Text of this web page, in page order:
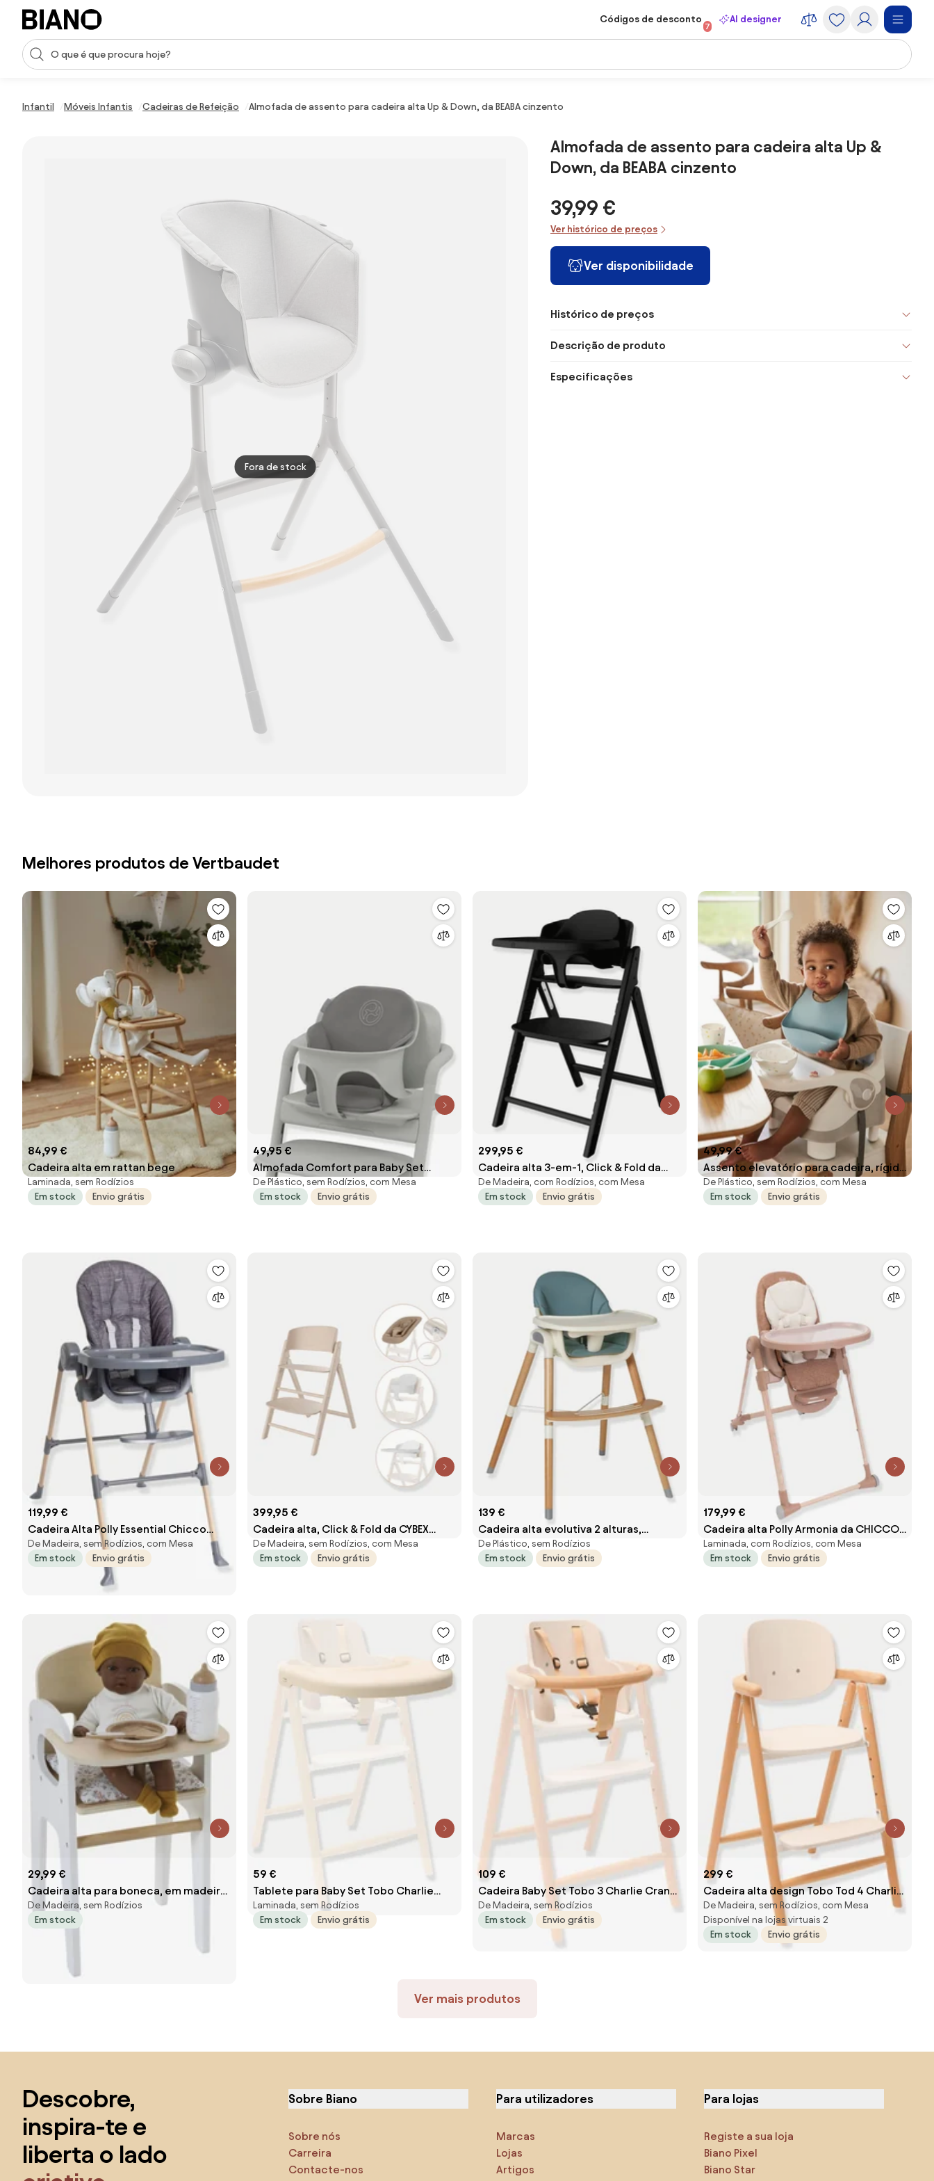
Saltar para o conteúdo
Entrada de pesquisa
Códigos de desconto
7
AI designer
Infantil Móveis Infantis Cadeiras de Refeição Almofada de assento para cadeira alta Up & Down, da BEABA cinzento
Fora de stock
Almofada de assento para cadeira alta Up &
Down, da BEABA cinzento
39,99 €
Ver histórico de preços
Ver disponibilidade
Histórico de preços
Descrição de produto
Especificações
Melhores produtos de Vertbaudet
84,99 €
Cadeira alta em rattan bege
Laminada, sem Rodízios
Em stock
Envio grátis
49,95 €
Almofada Comfort para Baby Set
Cybex da Lemo 2 cinzento
De Plástico, sem Rodízios, com Mesa
Em stock
Envio grátis
299,95 €
Cadeira alta 3-em-1, Click & Fold da
CYBEX preto
De Madeira, com Rodízios, com Mesa
Em stock
Envio grátis
49,99 €
Assento elevatório para cadeira, rígido
cinzento claro liso
De Plástico, sem Rodízios, com Mesa
Em stock
Envio grátis
119,99 €
Cadeira Alta Polly Essential Chicco
cinzento
De Madeira, sem Rodízios, com Mesa
Em stock
Envio grátis
399,95 €
Cadeira alta, Click & Fold da CYBEX
madeira
De Madeira, sem Rodízios, com Mesa
Em stock
Envio grátis
139 €
Cadeira alta evolutiva 2 alturas,
Vertbaudet High & Low azul medio liso
De Plástico, sem Rodízios
Em stock
Envio grátis
179,99 €
Cadeira alta Polly Armonia da CHICCO
terracota
Laminada, com Rodízios, com Mesa
Em stock
Envio grátis
29,99 €
Cadeira alta para boneca, em madeira
FSC® branco
De Madeira, sem Rodízios
Em stock
59 €
Tablete para Baby Set Tobo Charlie
Crane branco
Laminada, sem Rodízios
Em stock
Envio grátis
109 €
Cadeira Baby Set Tobo 3 Charlie Crane
branco
De Madeira, sem Rodízios
Em stock
Envio grátis
299 €
Cadeira alta design Tobo Tod 4 Charlie
Crane branco
De Madeira, sem Rodízios, com Mesa
Disponível na lojas virtuais 2
Em stock
Envio grátis
Ver mais produtos
Descobre,
inspira-te e
liberta o lado
Sobre Biano
Sobre nós
Carreira
Contacte-nos
Para utilizadores
Marcas
Lojas
Artigos
Para lojas
Registe a sua loja
Biano Pixel
Biano Star